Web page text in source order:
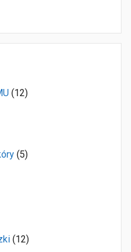
(12)
(5)
(12)